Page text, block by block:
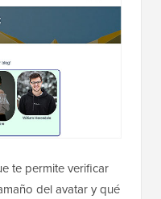
te permite verificar
del avatar y qué